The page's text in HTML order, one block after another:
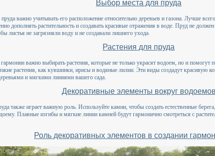
Выбор места для пруда
важно учитывать его расположение относительно деревьев и газона. Лучше
дополнять растительность и создавать красивые отражения в воде. Пруд не
листья не загрязняли воду и не создавали лишнего ухода.
Растения для пруда
важно выбирать растения, которые не только украсят водоем, но и помогут
растения, как кувшинки, ирисы и водяные лилии. Эти виды создадут красивую
и мягкими линиями вашего сада.
Декоративные элементы вокруг водоемов
также играет важную роль. Используйте камни, чтобы создать естественные
Плавные изгибы и мягкие линии камней будут гармонично смотреться с
Роль декоративных элементов в создании